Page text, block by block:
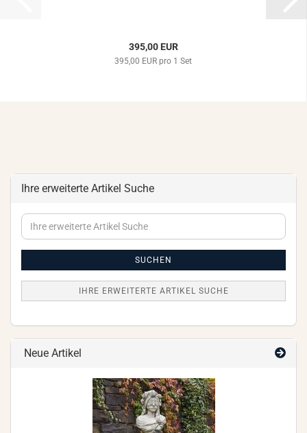
395,00 EUR
395,00 EUR pro 1 Set
Ihre erweiterte Artikel Suche
Ihre
erweiterte
SUCHEN
IHRE ERWEITERTE ARTIKEL SUCHE
Neue Artikel